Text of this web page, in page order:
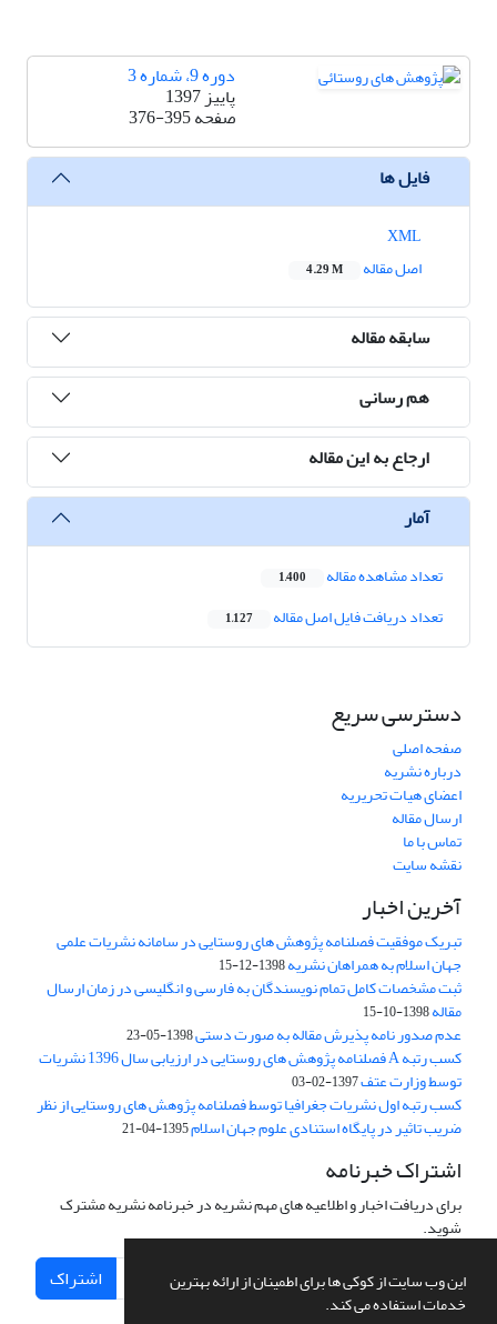
این وب سایت از کوکی ها برای اطمینان از ارائه بهترین
خدمات استفاده می کند.
دوره 9، شماره 3
پاییز 1397
صفحه376-395
فایل ها
اصل مقاله
4.29 M
سابقه مقاله
هم رسانی
ارجاع به این مقاله
آمار
تعداد مشاهده مقاله 1,400
تعداد دریافت فایل اصل مقاله 1,127
دسترسی سریع
صفحه اصلی
درباره نشریه
اعضای هیات تحریریه
ارسال مقاله
تماس با ما
نقشه سایت
آخرین اخبار
تبریک موفقیت فصلنامه پژوهش های روستایی در سامانه نشریات علمی
جهان اسلام به همراهان نشریه1398-12-15
ثبت مشخصات کامل تمام نویسندگان به فارسی و انگلیسی در زمان ارسال
مقاله1398-10-15
عدم صدور نامه پذیرش مقاله به صورت دستی1398-05-23
کسب رتبه A فصلنامه پژوهش های روستایی در ارزیابی سال 1396 نشریات
توسط وزارت عتف1397-02-03
کسب رتبه اول نشریات جغرافیا توسط فصلنامه پژوهش های روستایی از نظر
ضریب تاثیر در پایگاه استنادی علوم جهان اسلام1395-04-21
اشتراک خبرنامه
برای دریافت اخبار و اطلاعیه های مهم نشریه در خبرنامه نشریه مشترک
شوید.
اشتراک